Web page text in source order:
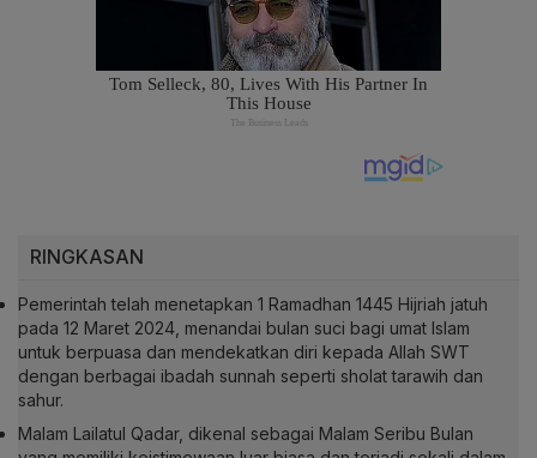
RINGKASAN
Pemerintah telah menetapkan 1 Ramadhan 1445 Hijriah jatuh
pada 12 Maret 2024, menandai bulan suci bagi umat Islam
untuk berpuasa dan mendekatkan diri kepada Allah SWT
dengan berbagai ibadah sunnah seperti sholat tarawih dan
sahur.
Malam Lailatul Qadar, dikenal sebagai Malam Seribu Bulan